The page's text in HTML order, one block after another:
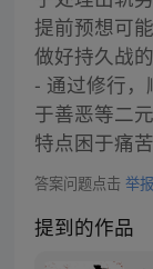
提前预想可
做好持久战的
- 通过修行
于善恶等二
特点困于痛苦
答案问题点击 举
提到的作品